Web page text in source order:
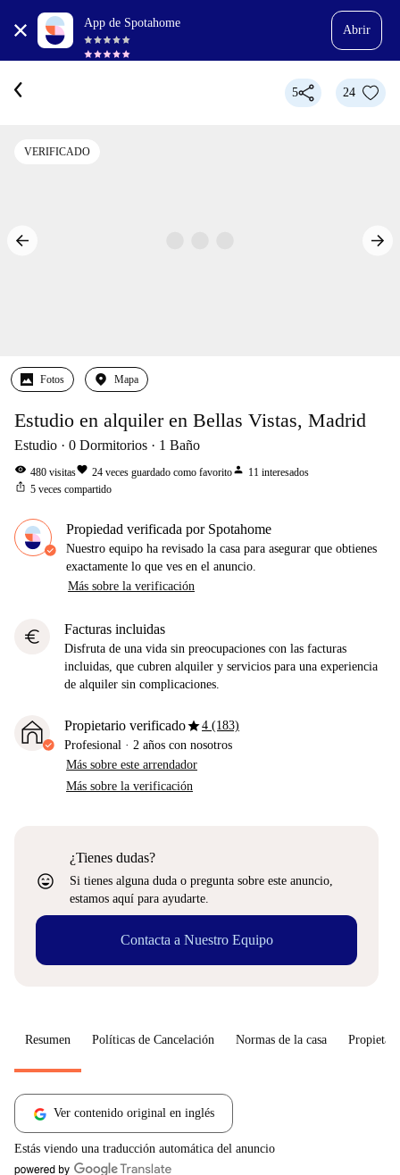
App de Spotahome
Abrir
5 24
VERIFICADO
Fotos Mapa
Estudio en alquiler en Bellas Vistas, Madrid
Estudio 0 Dormitorios 1 Baño
visibility 480 visitasfavorite 24 veces guardado como favoritoperson 11 interesados
ios_share 5 veces compartido
Propiedad verificada por Spotahome
Nuestro equipo ha revisado la casa para asegurar que obtienes
exactamente lo que ves en el anuncio.
Más sobre la verificación
euro Facturas incluidas
Disfruta de una vida sin preocupaciones con las facturas
incluidas, que cubren alquiler y servicios para una experiencia
de alquiler sin complicaciones.
Propietario verificadostar4 (183)
Profesional · 2 años con nosotros
Más sobre este arrendador
Más sobre la verificación
sentiment_very_satisfied
¿Tienes dudas?
Si tienes alguna duda o pregunta sobre este anuncio,
estamos aquí para ayudarte.
Contacta a Nuestro Equipo
Resumen Políticas de Cancelación Normas de la casa
Ver contenido original en inglés
Estás viendo una traducción automática del anuncio